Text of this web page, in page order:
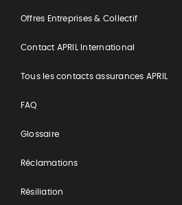
Offres Entreprises & Collectif
Contact APRIL International
Tous les contacts assurances APRIL
FAQ
Glossaire
Réclamations
Résiliation